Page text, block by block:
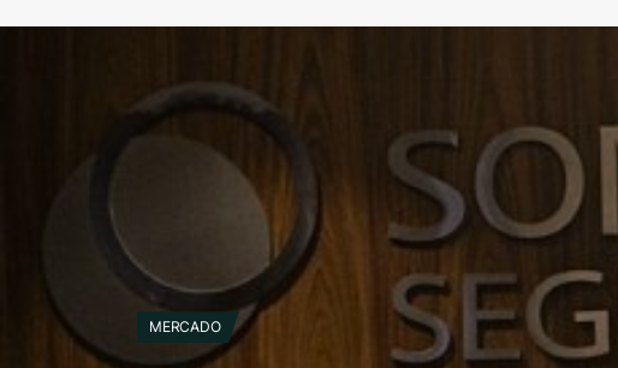
MERCADO